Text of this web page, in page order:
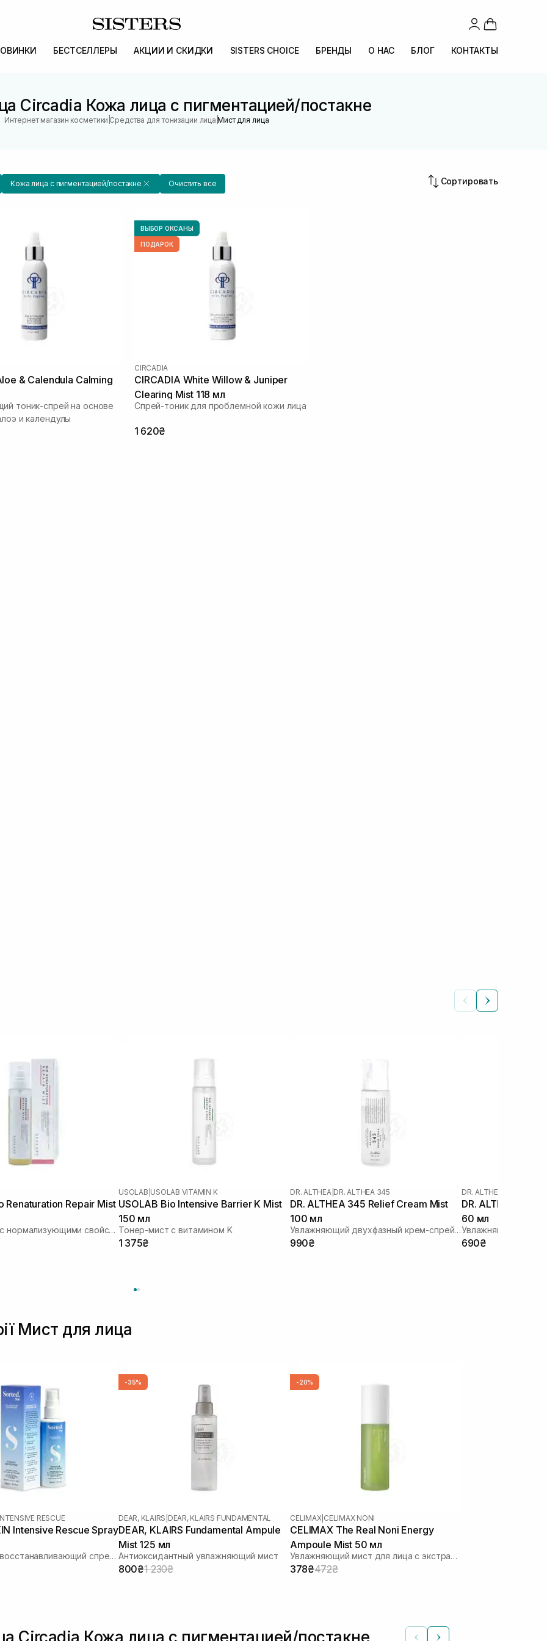
БЕСТСЕЛЛЕРЫ АКЦИИ И СКИДКИ SISTERS CHOICE БРЕНДЫ О НАС БЛОГ КОНТАКТЫ
Circadia Кожа лица с пигментацией/постакне
Интернет магазин косметики |Средства для тонизации лица |Мист для лица
Кожа лица с пигментацией/постакне Очистить все Сортировать
тоник-спрей на основе
и календулы
ВЫБОР ОКСАНЫ
ПОДАРОК
CIRCADIA
CIRCADIA White Willow & Juniper
Clearing Mist 118 мл
Спрей-тоник для проблемной кожи лица
1 620₴
Renaturation Repair Mist
Тонер-мист с нормализующими свойствами
USOLAB USOLAB VITAMIN K
USOLAB Bio Intensive Barrier K Mist
150 мл
Тонер-мист с витамином K
1 375₴
DR. ALTHEA DR. ALTHEA 345
DR. ALTHEA 345 Relief Cream Mist
100 мл
Увлажняющий двухфазный крем-спрей для лица
990₴
DR. ALTHEA
DR. ALTHEA 345
60 мл
690₴
Мист для лица
RESCUE
Intensive Rescue Spray
Интенсивно восстанавливающий спрей для кожи
-35%
DEAR, KLAIRS DEAR, KLAIRS FUNDAMENTAL
DEAR, KLAIRS Fundamental Ampule
Mist 125 мл
Антиоксидантный увлажняющий мист
800₴1 230₴
-20%
CELIMAX CELIMAX NONI
CELIMAX The Real Noni Energy
Ampoule Mist 50 мл
Увлажняющий мист для лица с экстрактом плодов нони
378₴472₴
Circadia Кожа лица с пигментацией/постакне